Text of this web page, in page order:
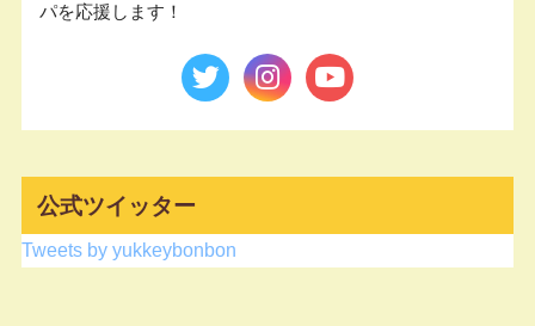
パを応援します！
公式ツイッター
Tweets by yukkeybonbon